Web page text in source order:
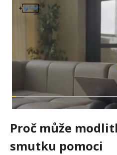
Proč může
smutku pomoci